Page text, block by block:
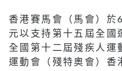
香港賽馬會（馬會）
元以支持第十五屆全國
全國第十二屆殘疾人運
運動會（殘特奧會）香